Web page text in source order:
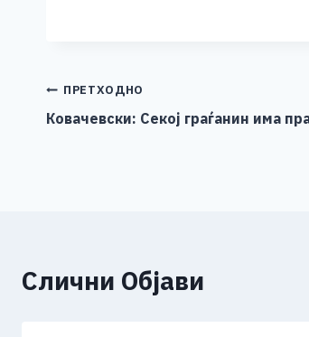
b
o g p
Навигација
на
ПРЕТХОДНО
Ковачевски: Секој граѓанин има
Слични Објави